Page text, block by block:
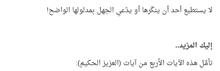
لا يستطيع أحد أن ينكّرها أو يدّعي الجهل بمدلولها الواضح!
إليك المزيد..
تأمَّل هذه الآيات الأربع من آيات (العزيز الحكيم):